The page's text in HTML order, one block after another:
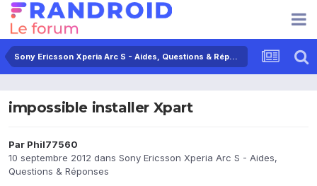
Sony Ericsson Xperia Arc S - Aides, Questions & Réponses
impossible installer Xpart
Par Phil77560
10 septembre 2012 dans Sony Ericsson Xperia Arc S - Aides,
Questions & Réponses